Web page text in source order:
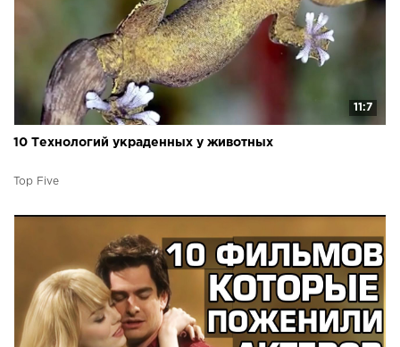
11:7
10 Технологий украденных у животных
Top Five